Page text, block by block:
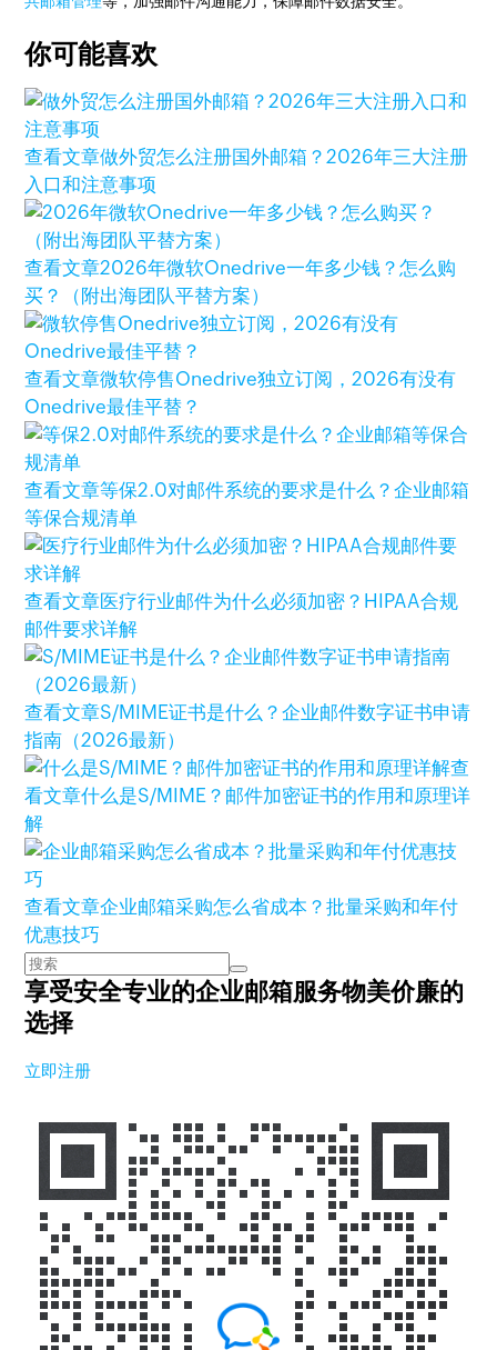
你可能喜欢
查看文章做外贸怎么注册国外邮箱？2026年三大注册
入口和注意事项
查看文章2026年微软Onedrive一年多少钱？怎么购
买？（附出海团队平替方案）
查看文章微软停售Onedrive独立订阅，2026有没有
Onedrive最佳平替？
查看文章等保2.0对邮件系统的要求是什么？企业邮箱
等保合规清单
查看文章医疗行业邮件为什么必须加密？HIPAA合规
邮件要求详解
查看文章S/MIME证书是什么？企业邮件数字证书申请
指南（2026最新）
查
看文章什么是S/MIME？邮件加密证书的作用和原理详
解
查看文章企业邮箱采购怎么省成本？批量采购和年付
优惠技巧
享受安全专业的企业邮箱服务物美价廉的
选择
立即注册